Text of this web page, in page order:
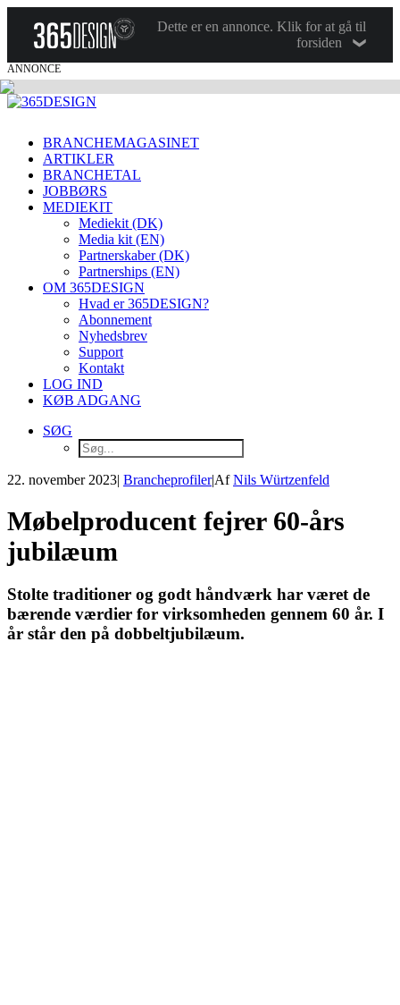
Dette er en annonce. Klik for at gå til
forsiden
ANNONCE
BRANCHEMAGASINET
ARTIKLER
BRANCHETAL
JOBBØRS
MEDIEKIT
Mediekit (DK)
Media kit (EN)
Partnerskaber (DK)
Partnerships (EN)
OM 365DESIGN
Hvad er 365DESIGN?
Abonnement
Nyhedsbrev
Support
Kontakt
LOG IND
KØB ADGANG
SØG
22. november 2023| Brancheprofiler|AfNils Würtzenfeld
Møbelproducent fejrer 60-års
jubilæum
Stolte traditioner og godt håndværk har været de
bærende værdier for virksomheden gennem 60 år. I
år står den på dobbeltjubilæum.